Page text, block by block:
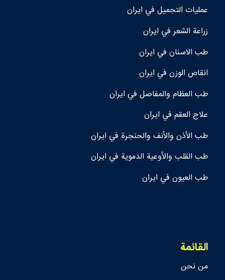
عمليات التجميل في ايران
زراعة الشعر في ايران
طب الاسنان في ايران
انقاص الوزن في ايران
طب العظام والمفاصل في ايران
علاج العقم في ايران
طب الأذن والأنف والحنجرة في ايران
طب القلب والأوعية الدموية في ايران
طب العيون في ايران
القائمة
من نحن